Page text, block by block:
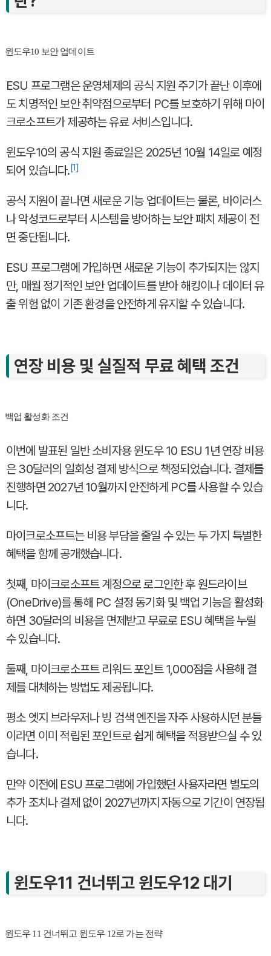
윈도우10 보안 업데이트
ESU 프로그램은 운영체제의 공식 지원 주기가 끝난 이후에
도 치명적인 보안 취약점으로부터 PC를 보호하기 위해 마이
크로소프트가 제공하는 유료 서비스입니다.
윈도우10의 공식 지원 종료일은 2025년 10월 14일로 예정
되어 있습니다. 1
공식 지원이 끝나면 새로운 기능 업데이트는 물론, 바이러스
나 악성코드로부터 시스템을 방어하는 보안 패치 제공이 전
면 중단됩니다.
ESU 프로그램에 가입하면 새로운 기능이 추가되지는 않지
만, 매월 정기적인 보안 업데이트를 받아 해킹이나 데이터 유
출 위험 없이 기존 환경을 안전하게 유지할 수 있습니다.
연장 비용 및 실질적 무료 혜택 조건
백업 활성화 조건
이번에 발표된 일반 소비자용 윈도우 10 ESU 1년 연장 비용
은 30달러의 일회성 결제 방식으로 책정되었습니다. 결제를
진행하면 2027년 10월까지 안전하게 PC를 사용할 수 있습
니다.
마이크로소프트는 비용 부담을 줄일 수 있는 두 가지 특별한
혜택을 함께 공개했습니다.
첫째, 마이크로소프트 계정으로 로그인한 후 원드라이브
(OneDrive)를 통해 PC 설정 동기화 및 백업 기능을 활성화
하면 30달러의 비용을 면제받고 무료로 ESU 혜택을 누릴
수 있습니다.
둘째, 마이크로소프트 리워드 포인트 1,000점을 사용해 결
제를 대체하는 방법도 제공됩니다.
평소 엣지 브라우저나 빙 검색 엔진을 자주 사용하시던 분들
이라면 이미 적립된 포인트로 쉽게 혜택을 적용받으실 수 있
습니다.
만약 이전에 ESU 프로그램에 가입했던 사용자라면 별도의
추가 조치나 결제 없이 2027년까지 자동으로 기간이 연장됩
니다.
윈도우11 건너뛰고 윈도우12 대기
윈도우 11 건너뛰고 윈도우 12로 가는 전략